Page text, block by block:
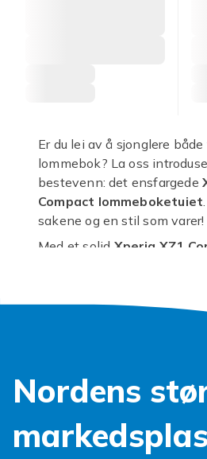
Er du lei av å sjonglere
lommebok? La oss
bestevenn: det ensfargede
Compact lommeboketuiet
sakene og en stil som varer!
Med et solid Xperia XZ1
å tåle hverdagens små
er nøkler i lommen eller et
Velg mellom klassisk svart,
humøret ditt.
Ikke bare beskytter etuiene,
superpraktiske. Tenk deg å
førerkort og en liten
Nordens